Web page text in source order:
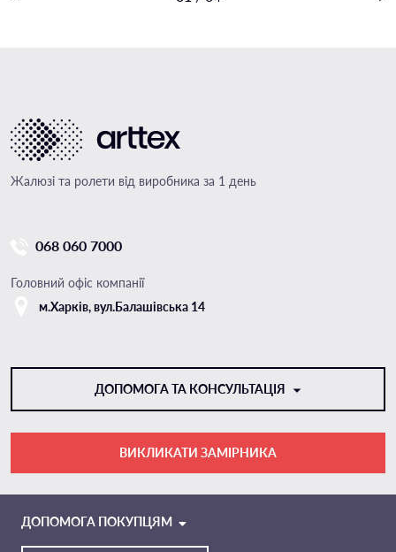
Жалюзі та ролети від виробника за 1 день
068 060 7000
Головний офіс компанії
м.Харкiв, вул.Балашівська 14
ДОПОМОГА ТА КОНСУЛЬТАЦІЯ
TELEGRAM
ВИКЛИКАТИ ЗАМІРНИКА
ДОПОМОГА ПОКУПЦЯМ